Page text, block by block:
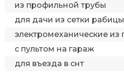
из профильной трубы
для дачи из сетки рабицы
электромеханические
с пультом на гараж
для въезда в снт